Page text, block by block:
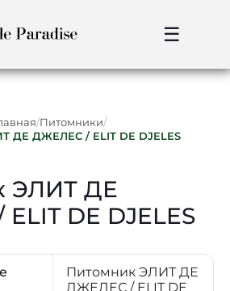
☰
/Питомники/
ДЕ ДЖЕЛЕС / ELIT DE DJELES
ЭЛИТ ДЕ
DE DJELES
Питомник ЭЛИТ ДЕ
ДЖЕЛЕС / ELIT DE